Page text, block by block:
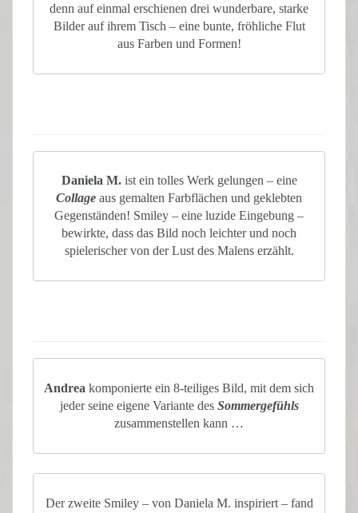
denn auf einmal erschienen drei wunderbare, starke
Bilder auf ihrem Tisch – eine bunte, fröhliche Flut
aus Farben und Formen!
Daniela M.ist ein tolles Werk gelungen – eine
Collage aus gemalten Farbflächen und geklebten
Gegenständen! Smiley – eine luzide Eingebung –
bewirkte, dass das Bild noch leichter und noch
spielerischer von der Lust des Malens erzählt.
Andrea komponierte ein 8-teiliges Bild, mit dem sich
jeder seine eigene Variante des Sommergefühls
zusammenstellen kann …
Der zweite Smiley – von Daniela M. inspiriert – fand